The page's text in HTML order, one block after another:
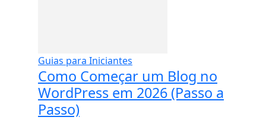
Guias para Iniciantes
Como Começar um Blog no
WordPress em 2026 (Passo a
Passo)